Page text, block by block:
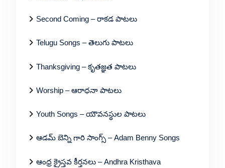
Second Coming – రాకడ పాటలు
Telugu Songs – తెలుగు పాటలు
Thanksgiving – కృతజ్ఞత పాటలు
Worship – ఆరాధనా పాటలు
Youth Songs – యౌవనస్థుల పాటలు
ఆడమ్ బెన్ని గారి సాంగ్స్ – Adam Benny Songs
ఆంధ్ర క్రైస్తవ కీర్తనలు – Andhra Kristhava